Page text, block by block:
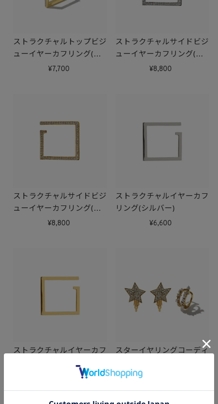
ストラクチャルトップビジ
ューイヤーカフリング(ゴ
7,700
ストラクチャルサイドビジ
ューイヤーカフリング(シ
8,800
ストラクチャルサイドビジ
ューイヤーカフリング(ゴ
8,800
ストラクチャルイヤーカフ
リング(シルバー)
6,600
ストラクチャルイヤーカフ
スターイヤリングコーディ
定価 21,450